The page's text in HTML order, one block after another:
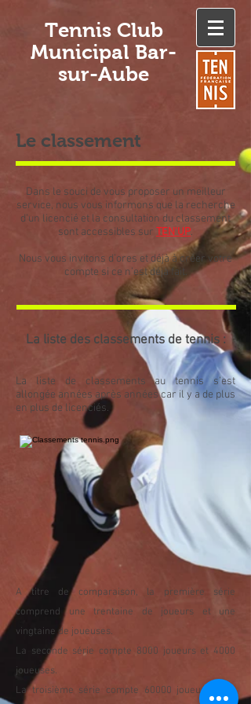
Tennis Club
Municipal Bar-
sur-Aube
Le classement
Dans le souci de vous proposer un meilleur
service, nous vous informons que la recherche
d’un licencié et la consultation du classement
sont accessibles sur TEN'UP.
Nous vous invitons d’ores et déjà à créer votre
compte si ce n’est déjà fait.
La liste des classements de tennis :
La liste de classements au tennis s’est
allongée années après années car il y a de plus
en plus de licenciés.
A titre de comparaison, la première série
comprend une trentaine de joueurs et une
vingtaine de joueuses.
La seconde série compte 8000 joueurs et 4000
joueuses.
La troisième série compte 60000 joueurs pour